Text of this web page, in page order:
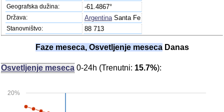
Geografska dužina: -61.4867°
Država: Argentina Santa Fe
Stanovništvo: 88 713
Faze meseca, Osvetljenje mesecaDanas
Osvetljenje meseca 0-24h (Trenutni: 15.7%):
20%